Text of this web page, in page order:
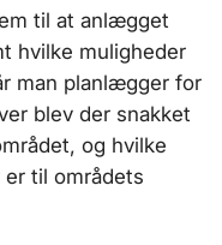
til at anlægget
hvilke muligheder
man planlægger for
blev der snakket
og hvilke
til områdets